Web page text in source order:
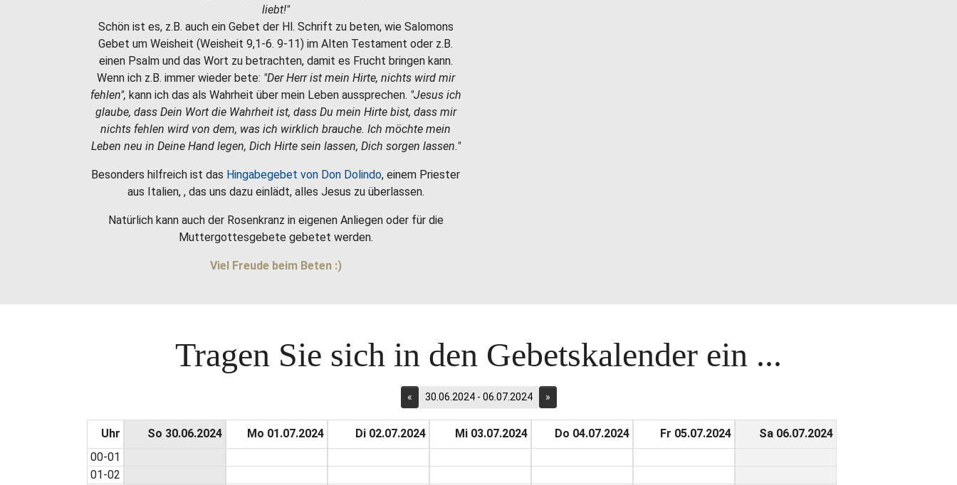
liebt!"
Schön ist es, z.B. auch ein Gebet der Hl. Schrift zu beten, wie Salomons
Gebet um Weisheit (Weisheit 9,1-6. 9-11) im Alten Testament oder z.B.
einen Psalm und das Wort zu betrachten, damit es Frucht bringen kann.
Wenn ich z.B. immer wieder bete: "Der Herr ist mein Hirte, nichts wird mir
fehlen", kann ich das als Wahrheit über mein Leben aussprechen. "Jesus ich
glaube, dass Dein Wort die Wahrheit ist, dass Du mein Hirte bist, dass mir
nichts fehlen wird von dem, was ich wirklich brauche. Ich möchte mein
Leben neu in Deine Hand legen, Dich Hirte sein lassen, Dich sorgen lassen."
Besonders hilfreich ist das Hingabegebet von Don Dolindo, einem Priester
aus Italien, , das uns dazu einlädt, alles Jesus zu überlassen.
Natürlich kann auch der Rosenkranz in eigenen Anliegen oder für die
Muttergottesgebete gebetet werden.
Viel Freude beim Beten :)
Tragen Sie sich in den Gebetskalender ein ...
« 30.06.2024 - 06.07.2024 »
Uhr
00-01
01-02
So 30.06.2024 Mo 01.07.2024 Di 02.07.2024 Mi 03.07.2024 Do 04.07.2024 Fr 05.07.2024 Sa 06.07.2024